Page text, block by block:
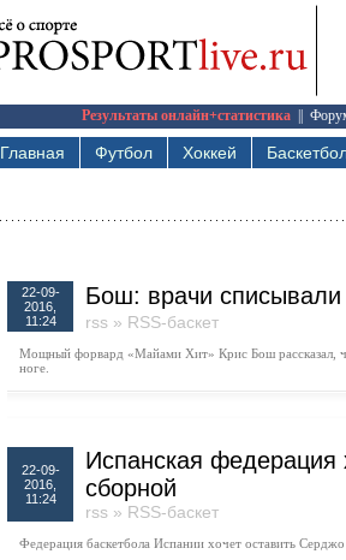
Результаты онлайн+статистика
Главная Футбол Хоккей
22-09-
2016,
11:24
Бош: врачи списывали
rss » RSS-баскет
Мощный форвард «Майами Хит» Крис Бош рассказал,
ноге.
22-09-
2016,
11:24
Испанская федерация
сборной
rss » RSS-баскет
Федерация баскетбола Испании хочет оставить